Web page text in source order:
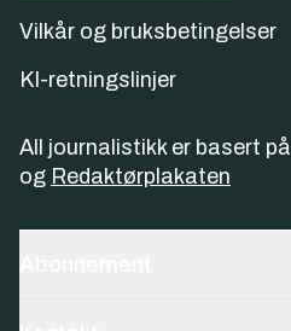
Vilkår og bruksbetingelser
KI-retningslinjer
All journalistikk er basert på
og Redaktørplakaten